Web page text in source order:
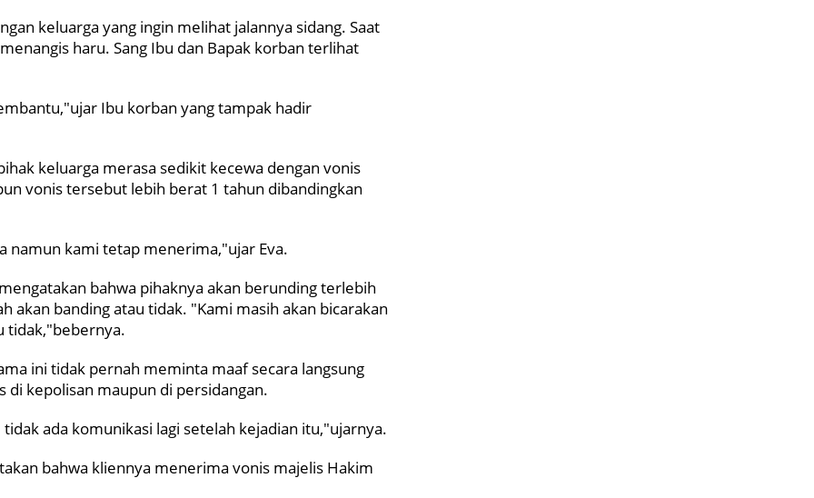
keluarga yang ingin melihat jalannya sidang. Saat
haru. Sang Ibu dan Bapak korban terlihat
Ibu korban yang tampak hadir
keluarga merasa sedikit kecewa dengan vonis
vonis tersebut lebih berat 1 tahun dibandingkan
namun kami tetap menerima,"ujar Eva.
bahwa pihaknya akan berunding terlebih
akan banding atau tidak. "Kami masih akan bicarakan
tidak,"bebernya.
ini tidak pernah meminta maaf secara langsung
di kepolisan maupun di persidangan.
ada komunikasi lagi setelah kejadian itu,"ujarnya.
bahwa kliennya menerima vonis majelis Hakim